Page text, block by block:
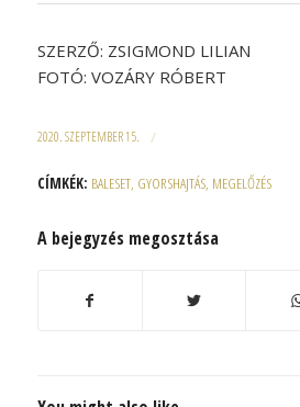
SZERZŐ: ZSIGMOND LILIAN
FOTÓ: VOZÁRY RÓBERT
2020. SZEPTEMBER 15. /
CÍMKÉK: BALESET, GYORSHAJTÁS, MEGELŐZÉS
A bejegyzés megosztása